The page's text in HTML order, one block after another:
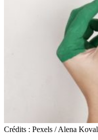
Crédits : Pexels / Alena Koval